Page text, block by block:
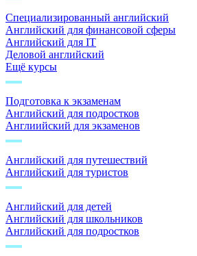
Специализированный английский
Английский для финансовой сферы
Английский для IT
Деловой английский
Ещё курсы
Подготовка к экзаменам
Английский для подростков
Англиийский для экзаменов
Английский для путешествий
Английский для туристов
Английский для детей
Английский для школьников
Английский для подростков